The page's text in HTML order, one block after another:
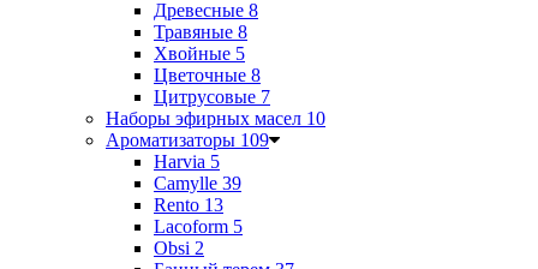
Древесные 8
Травяные 8
Хвойные 5
Цветочные 8
Цитрусовые 7
Наборы эфирных масел 10
Ароматизаторы 109
Harvia 5
Camylle 39
Rento 13
Lacoform 5
Obsi 2